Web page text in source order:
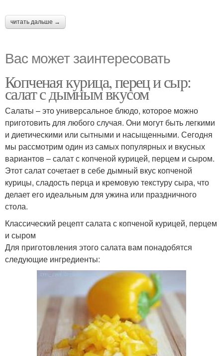
читать дальше →
Вас может заинтересовать
Копченая курица, перец и сыр:
салат с дымным вкусом
Салаты – это универсальное блюдо, которое можно
приготовить для любого случая. Они могут быть легкими
и диетическими или сытными и насыщенными. Сегодня
мы рассмотрим один из самых популярных и вкусных
вариантов – салат с копченой курицей, перцем и сыром.
Этот салат сочетает в себе дымный вкус копченой
курицы, сладость перца и кремовую текстуру сыра, что
делает его идеальным для ужина или праздничного
стола.
Классический рецепт салата с копченой курицей, перцем
и сыром
Для приготовления этого салата вам понадобятся
следующие ингредиенты: